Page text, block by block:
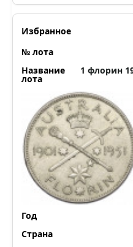
1 флорин